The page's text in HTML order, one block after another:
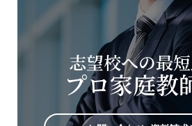
志望校への最
プロ家庭教